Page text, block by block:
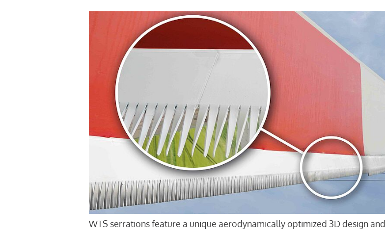
WTS serrations feature a unique aerodynamically optimized 3D design